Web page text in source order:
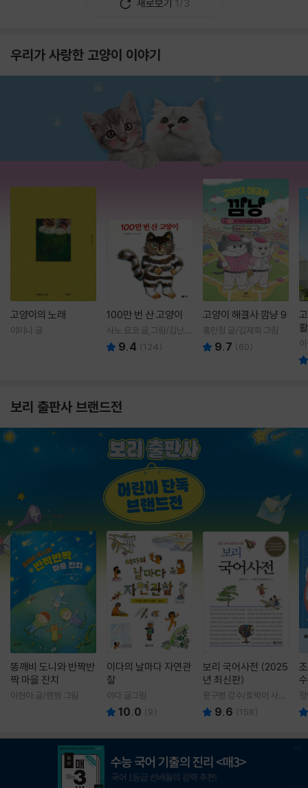
새로보기 1/3
우리가 사랑한 고양이 이야기
고양이의 노래
이미나 글
100만 번 산 고양이
사노 요코 글,그림/김난주
역 9.4 (124)
고양이 해결사 깜냥 9
홍민정 글/김재희 그림
9.7 (60)
보리 출판사 브랜드전
똥깨비 도니와 반짝반
짝 마을 잔치
이현아 글/핸짱 그림
이다의 날마다 자연관
찰
이다 글그림
10.0 (9)
보리 국어사전 (2025
년 최신판)
윤구병 감수/토박이 사전
편찬실 편
9.6 (158)